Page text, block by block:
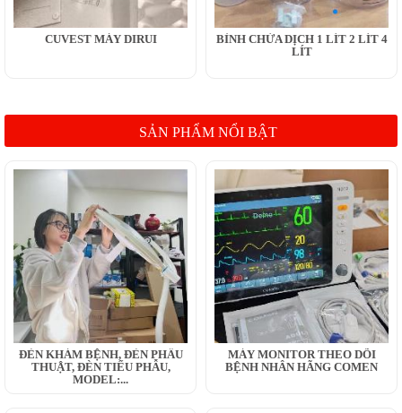
CUVEST MÁY DIRUI
BÌNH CHỨA DỊCH 1 LÍT 2 LÍT 4
LÍT
SẢN PHẨM NỔI BẬT
ĐÈN KHÁM BỆNH, ĐÈN PHẪU
THUẬT, ĐÈN TIỂU PHẪU,
MODEL:...
MÁY MONITOR THEO DÕI
BỆNH NHÂN HÃNG COMEN